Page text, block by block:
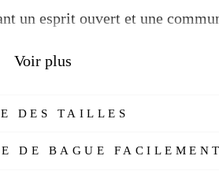
un esprit ouvert et une
le vert et le bleu, qui est
est la couleur la plus
Voir plus
DES TAILLES
DE BAGUE